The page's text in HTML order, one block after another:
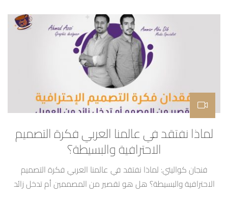
يفضل ان تكون رؤية البراند على الأقل لـ 3 سنوات مع التطوير كل
سنة حسب تطور العمل
لماذا نفتقد في عالمنا العربي فكرة التصميم
الاحترافية والبسيطة؟
فنجان كواليتي: لماذا نفتقد في عالمنا العربي فكرة التصميم
الاحترافية والبسيطة؟ هل هو تقصير من المصممين أم تدخل زائد